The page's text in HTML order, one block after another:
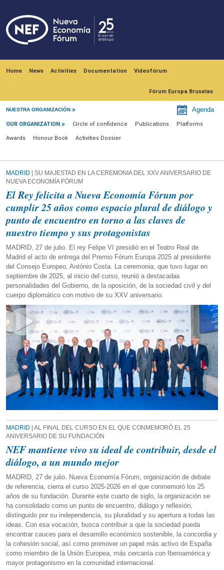
Home News Activities Documentation Videofórum
Fórum Europa Bruselas
NUESTRA ORGANIZACIÓN Agenda
Our Organization
OUR ORGANIZATION Circle of confidence Publications Platforms
Awards Honour Book Activities Dossier
MADRID | SU MAJESTAD EN LA CEREMONIA DEL XXV ANIVERSARIO DE
NUEVA ECONOMÍA FÓRUM
El Rey felicita a Nueva Economía Fórum por
cumplir 25 años como espacio plural de diálogo y
punto de encuentro en torno a las claves de
nuestro tiempo y sus protagonistas
MADRID, 27 de julio. El rey Felipe VI presidió en el Teatro Real de
Madrid el acto de entrega del Premio Fórum Europa 2025 al presidente
del Consejo Europeo, António Costa. La ceremonia, que tuvo lugar en
septiembre de 2025, al inicio del curso, reunió a destacadas
personalidades del Gobierno, de la oposición, de la sociedad civil y del
cuerpo diplomático con motivo de su XXV aniversario.
MADRID | AL FINAL DEL CURSO EN EL QUE CONMEMORÓ EL 25
ANIVERSARIO DE SU FUNDACIÓN
NEF mantiene vivo su ideal de contribuir, desde el
diálogo, a un mundo mejor
MADRID, 27 de julio. Nueva Economía Fórum, organización de debate
de referencia, cierra el curso 2025-2026 en el que conmemoró los 25
años de su fundación. Durante este cuarto de siglo, la organización se
ha consolidado como un punto de encuentro, diálogo y reflexión,
distinguido por su independencia, su pluralidad y su apertura a todas las
ideas. Con esa vocación, busca contribuir a que la sociedad pueda
encontrar cauces para el desarrollo económico sostenible, la concordia y
la cohesión social, así como promover un papel más activo de España
como miembro de la Unión Europea, más cercanía con Iberoamérica y
mayor protagonismo en la comunidad internacional.